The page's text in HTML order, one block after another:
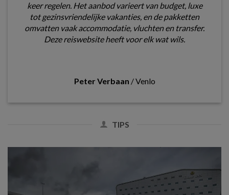
keer regelen. Het aanbod varieert van budget, luxe
tot gezinsvriendelijke vakanties, en de pakketten
omvatten vaak accommodatie, vluchten en transfer.
Deze reiswebsite heeft voor elk wat wils.
Peter Verbaan /Venlo
TIPS